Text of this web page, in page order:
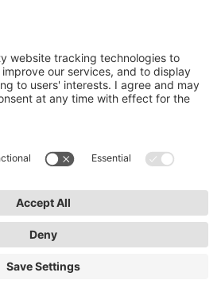
über Neuigkeiten und